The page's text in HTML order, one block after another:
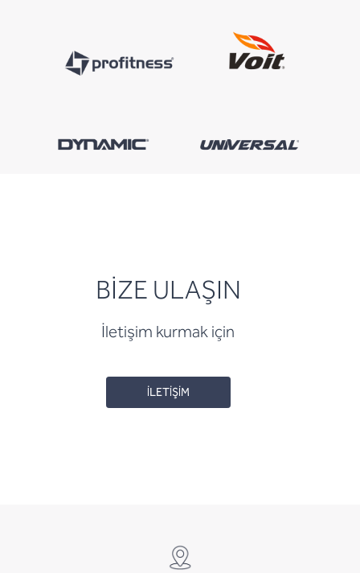
BİZE ULAŞIN
İletişim kurmak için
İLETİŞİM